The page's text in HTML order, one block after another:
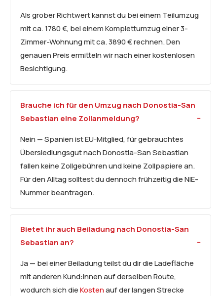
Als grober Richtwert kannst du bei einem Teilumzug
mit ca. 1780 €, bei einem Komplettumzug einer 3-
Zimmer-Wohnung mit ca. 3890 € rechnen. Den
genauen Preis ermitteln wir nach einer kostenlosen
Besichtigung.
Brauche ich für den Umzug nach Donostia-San
Sebastian eine Zollanmeldung?
Nein — Spanien ist EU-Mitglied, für gebrauchtes
Übersiedlungsgut nach Donostia-San Sebastian
fallen keine Zollgebühren und keine Zollpapiere an.
Für den Alltag solltest du dennoch frühzeitig die NIE-
Nummer beantragen.
Bietet ihr auch Beiladung nach Donostia-San
Sebastian an?
Ja — bei einer Beiladung teilst du dir die Ladefläche
mit anderen Kund:innen auf derselben Route,
wodurch sich dieKostenauf der langen Strecke